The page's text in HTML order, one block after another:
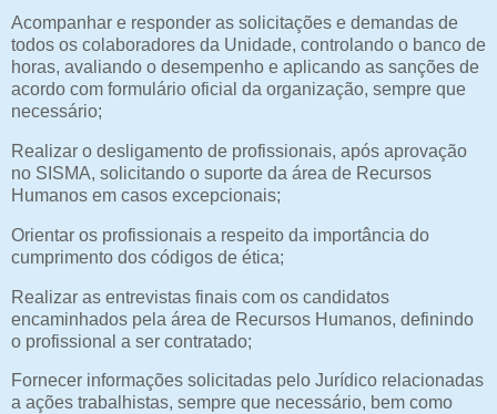
Acompanhar e responder as solicitações e demandas de
todos os colaboradores da Unidade, controlando o banco de
horas, avaliando o desempenho e aplicando as sanções de
acordo com formulário oficial da organização, sempre que
necessário;
Realizar o desligamento de profissionais, após aprovação
no SISMA, solicitando o suporte da área de Recursos
Humanos em casos excepcionais;
Orientar os profissionais a respeito da importância do
cumprimento dos códigos de ética;
Realizar as entrevistas finais com os candidatos
encaminhados pela área de Recursos Humanos, definindo
o profissional a ser contratado;
Fornecer informações solicitadas pelo Jurídico relacionadas
a ações trabalhistas, sempre que necessário, bem como